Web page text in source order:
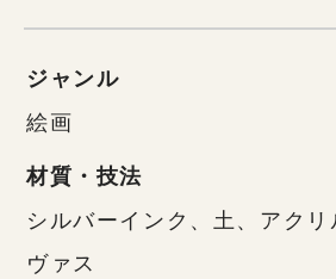
ジャンル
絵画
材質・技法
シルバーインク、土、アク
ヴァス